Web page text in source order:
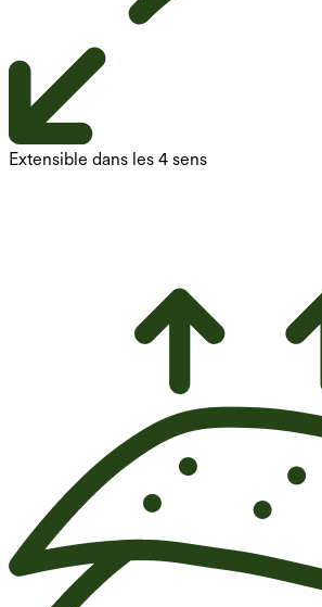
Extensible dans les 4 sens